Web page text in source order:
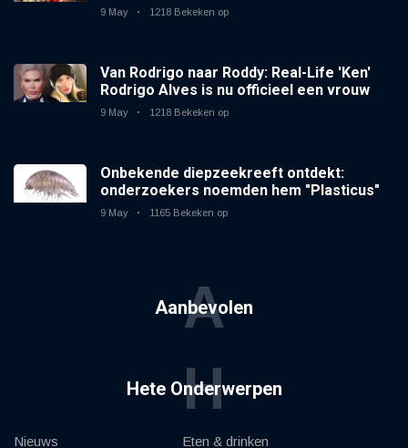
9 May 1218 Bekeken op
Van Rodrigo naar Roddy: Real-Life 'Ken'
Rodrigo Alves is nu officieel een vrouw
9 May 1218 Bekeken op
Onbekende diepzeekreeft ontdekt:
onderzoekers noemden hem "Plasticus"
9 May 1165 Bekeken op
Aanbevolen
A
Hete Onderwerpen
H
Nieuws Eten & drinken